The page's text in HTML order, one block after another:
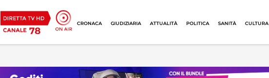
CRONACA GIUDIZIARIA ATTUALITÀ POLITICA SANITÀ CULTURA